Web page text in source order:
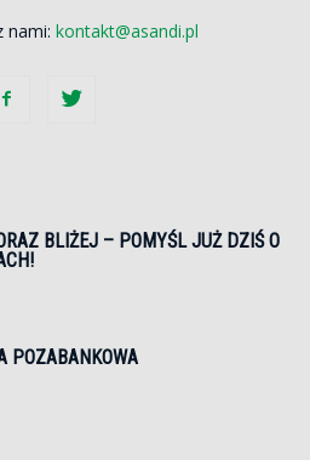
nami: kontakt@asandi.pl
BLIŻEJ – POMYŚL JUŻ DZIŚ O
POZABANKOWA